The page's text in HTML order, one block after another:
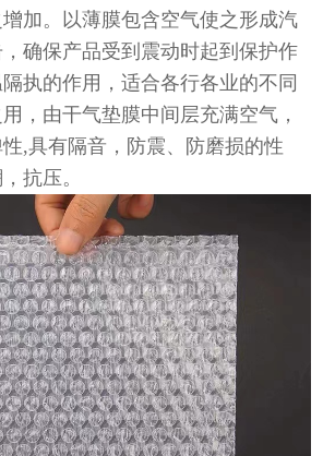
加。以薄膜包含空气使之形成汽
确保产品受到震动时起到保护作
执的作用，适合各行各业的不同
，由干气垫膜中间层充满空气，
,具有隔音，防震、防磨损的性
抗压。